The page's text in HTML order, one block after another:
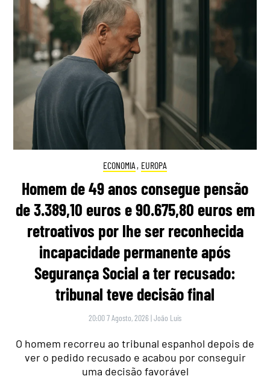
ECONOMIA , EUROPA
Homem de 49 anos consegue pensão
de 3.389,10 euros e 90.675,80 euros em
retroativos por lhe ser reconhecida
incapacidade permanente após
Segurança Social a ter recusado:
tribunal teve decisão final
20:00 7 Agosto, 2026 |João Luís
O homem recorreu ao tribunal espanhol depois de
ver o pedido recusado e acabou por conseguir
uma decisão favorável